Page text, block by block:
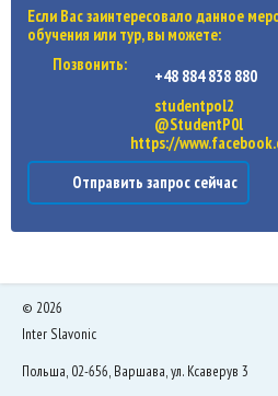
Если Вас заинтересовало данное
обучения или тур, вы можете:
Позвонить:
+48 884 838 880
studentpol2
@StudentP0l
https://
Отправить запрос сейчас
© 2026
Inter Slavonic
Польша, 02-656, Варшава, ул. Ксаверув 3